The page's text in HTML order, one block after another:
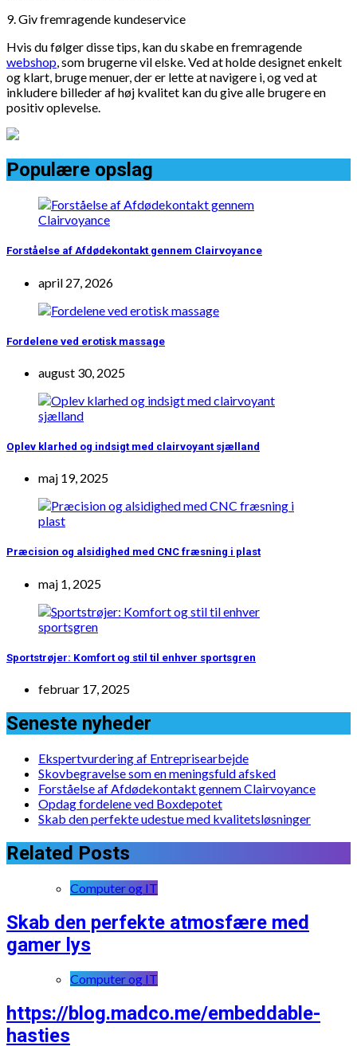
9. Giv fremragende kundeservice
Hvis du følger disse tips, kan du skabe en fremragende
webshop, som brugerne vil elske. Ved at holde designet enkelt
og klart, bruge menuer, der er lette at navigere i, og ved at
inkludere billeder af høj kvalitet kan du give alle brugere en
positiv oplevelse.
Populære opslag
Forståelse af Afdødekontakt gennem Clairvoyance
april 27, 2026
Fordelene ved erotisk massage
august 30, 2025
Oplev klarhed og indsigt med clairvoyant sjælland
maj 19, 2025
Præcision og alsidighed med CNC fræsning i plast
maj 1, 2025
Sportstrøjer: Komfort og stil til enhver sportsgren
februar 17, 2025
Seneste nyheder
Ekspertvurdering af Entreprisearbejde
Skovbegravelse som en meningsfuld afsked
Forståelse af Afdødekontakt gennem Clairvoyance
Opdag fordelene ved Boxdepotet
Skab den perfekte udestue med kvalitetsløsninger
Related Posts
Computer og IT
Skab den perfekte atmosfære med
gamer lys
Computer og IT
https://blog.madco.me/embeddable-
hasties